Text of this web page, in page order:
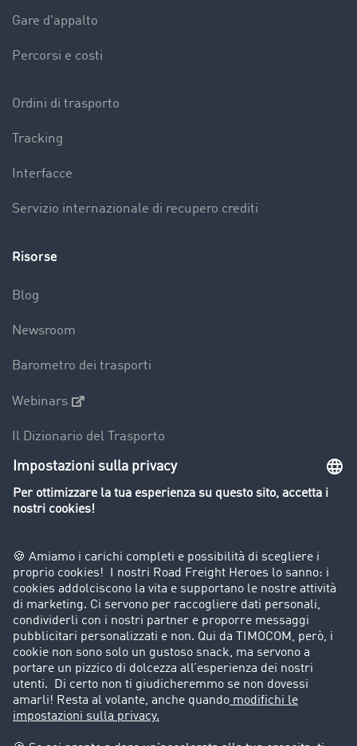
Gare d'appalto
Percorsi e costi
Ordini di trasporto
Tracking
Interfacce
Servizio internazionale di recupero crediti
Risorse
Blog
Newsroom
Barometro dei trasporti
Webinars
Il Dizionario del Trasporto
Panoramica della borsa di carichi
Divieti di circolazione per mezzi pesanti
Azienda
Porta un nuovo cliente
Storie di successo
Informazioni legali
Note legali